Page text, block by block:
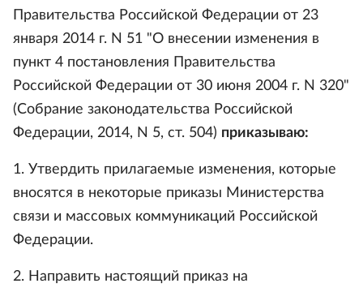
Правительства Российской Федерации от 23
января 2014 г. N 51 "О внесении изменения в
пункт 4 постановления Правительства
Российской Федерации от 30 июня 2004 г. N 320"
(Собрание законодательства Российской
Федерации, 2014, N 5, ст. 504) приказываю:
1. Утвердить прилагаемые изменения, которые
вносятся в некоторые приказы Министерства
связи и массовых коммуникаций Российской
Федерации.
2. Направить настоящий приказ на